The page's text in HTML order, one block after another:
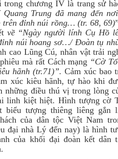
trong chương IV là trang sử
Quang Trung đã mang đến
trên đỉnh núi rồng… (tr. 68, 69)
về “Ngày người lính Cụ Hồ
núi hoang sơ…/ Đoàn tụ
cao Lũng Cú, nhân vật trải
mà rất Cách mạng “Cờ
hãnh (tr.71)”. Cảm xúc bao
xúc kiêu hãnh, tự hào khi
những điều thú vị trong lòng
linh kiệt hiệt. Hình tượng cờ
biểu tượng thiêng liêng gắn
của dân tộc Việt Nam
đại nhà Lý đến nay) là hình
của khối đại đoàn kết dân